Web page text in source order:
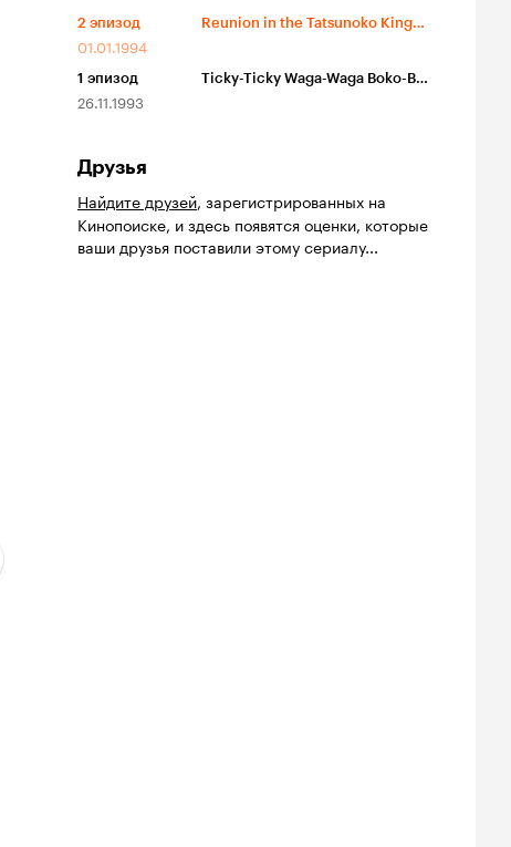
2 эпизод
01.01.1994
Reunion in the Tatsunoko Kingdom!
1 эпизод
26.11.1993
Ticky-Ticky Waga-Waga Boko-Boko Machine Crazy Race
Друзья
Найдите друзей, зарегистрированных на
Кинопоиске, и здесь появятся оценки, которые
ваши друзья поставили этому сериалу...